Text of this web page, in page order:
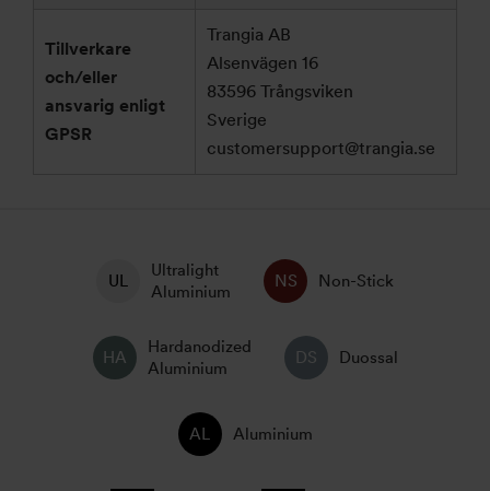
Tillverkare
och/eller
ansvarig enligt
GPSR
Trangia AB
Alsenvägen 16
83596 Trångsviken
Sverige
customersupport@trangia.se
Ultralight
Aluminium
Non-Stick
Hardanodized
Aluminium
Duossal
Aluminium